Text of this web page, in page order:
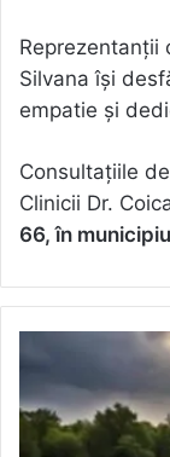
Reprezentanții
Silvana își
empatie și
Consultațiile
Clinicii Dr.
66, în